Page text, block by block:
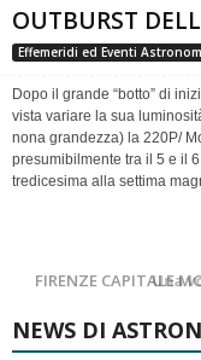
OUTBURST
Effemeridi ed Eventi
Dopo il grande “botto” di
vista variare la sua
nona grandezza) la 220P/
presumibilmente tra il 5 e il
tredicesima alla settima
Cielo
NEWS DI